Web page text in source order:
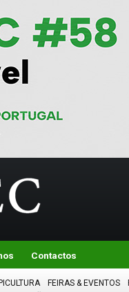
Contactos
FEIRAS & EVENTOS